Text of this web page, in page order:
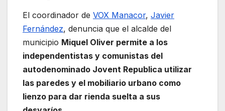
El coordinador de VOX Manacor, Javier
Fernández, denuncia que el alcalde del
municipio Miquel Oliver permite a los
independentistas y comunistas del
autodenominado Jovent Republica utilizar
las paredes y el mobiliario urbano como
lienzo para dar rienda suelta a sus